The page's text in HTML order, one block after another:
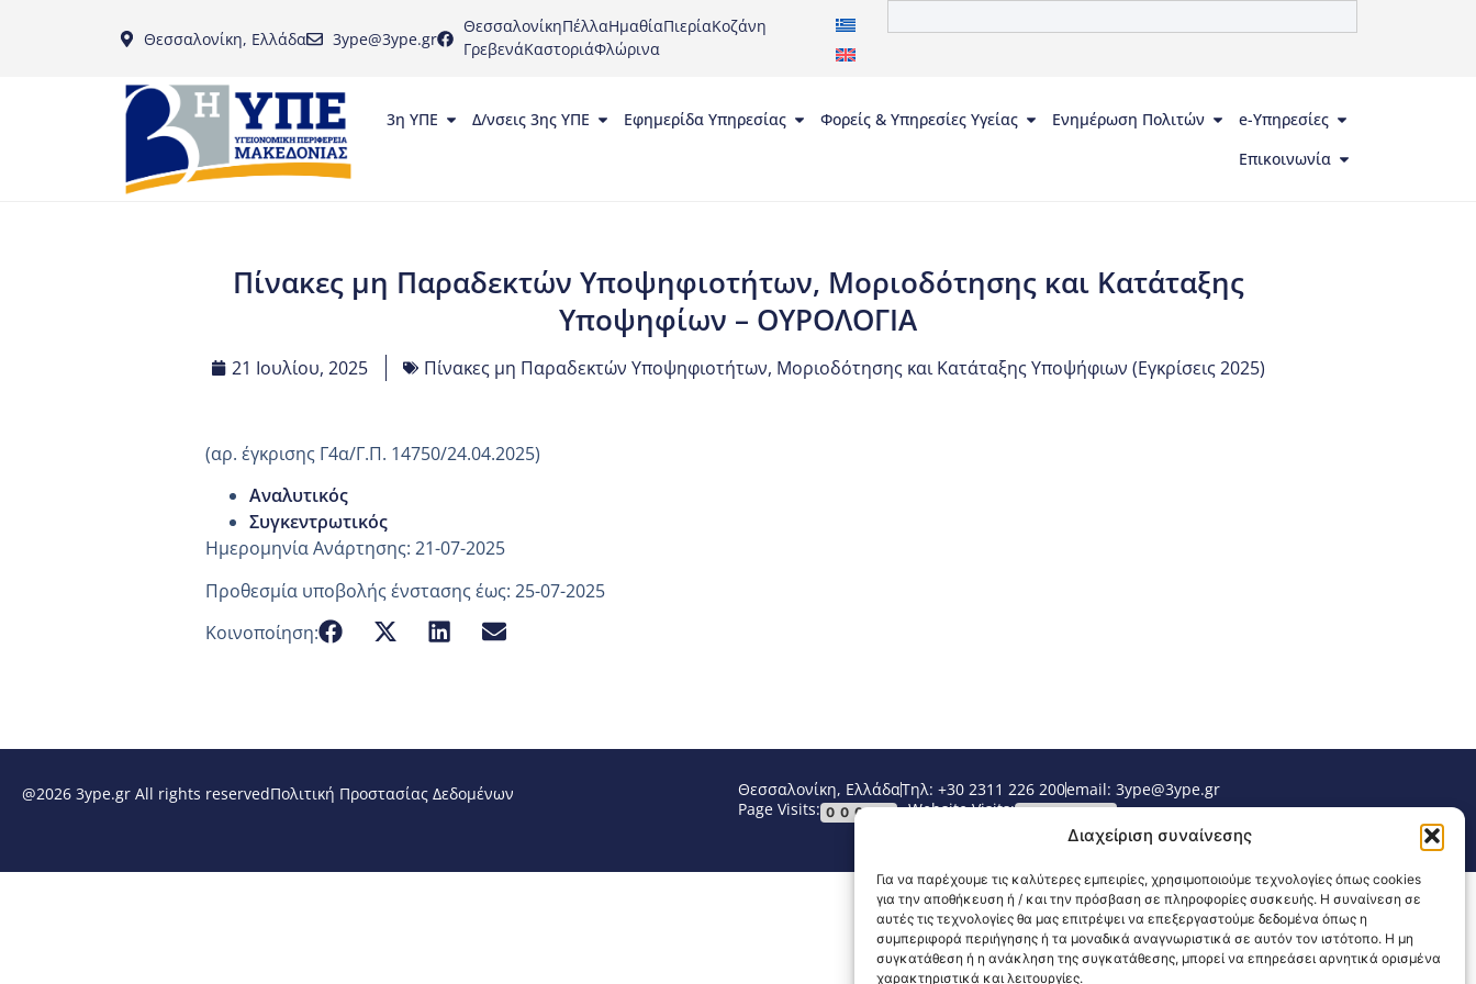
Διαχείριση συναίνεσης
Για να παρέχουμε τις καλύτερες εμπειρίες, χρησιμοποιούμε τεχνολογίες όπως cookies
για την αποθήκευση ή / και την πρόσβαση σε πληροφορίες συσκευής. Η συναίνεση σε
αυτές τις τεχνολογίες θα μας επιτρέψει να επεξεργαστούμε δεδομένα όπως η
συμπεριφορά περιήγησης ή τα μοναδικά αναγνωριστικά σε αυτόν τον ιστότοπο. Η μη
συγκατάθεση ή η ανάκληση της συγκατάθεσης, μπορεί να επηρεάσει αρνητικά ορισμένα
χαρακτηριστικά και λειτουργίες.
Θεσσαλονίκη, Ελλάδα 3ype@3ype.gr
ΘεσσαλονίκηΠέλλαΗμαθίαΠιερίαΚοζάνη
ΓρεβενάΚαστοριάΦλώρινα
3η ΥΠΕ Δ/νσεις 3ης ΥΠΕ Εφημερίδα Υπηρεσίας Φορείς & Υπηρεσίες Υγείας Ενημέρωση Πολιτών
e-Υπηρεσίες
Επικοινωνία
Πίνακες μη Παραδεκτών Υποψηφιοτήτων, Μοριοδότησης και Κατάταξης
Υποψηφίων – ΟΥΡΟΛΟΓΙΑ
21 Ιουλίου, 2025 Πίνακες μη Παραδεκτών Υποψηφιοτήτων, Μοριοδότησης και Κατάταξης Υποψήφιων (Εγκρίσεις 2025)
(αρ. έγκρισης Γ4α/Γ.Π. 14750/24.04.2025)
Αναλυτικός
Συγκεντρωτικός
Ημερομηνία Ανάρτησης: 21-07-2025
Προθεσμία υποβολής ένστασης έως: 25-07-2025
Κοινοποίηση:
@2026 3ype.gr All rights reservedΠολιτική Προστασίας Δεδομένων Θεσσαλονίκη, ΕλλάδαΤηλ: +30 2311 226 200email: 3ype@3ype.gr
Page Visits: 00057 Website Visits: 1598145